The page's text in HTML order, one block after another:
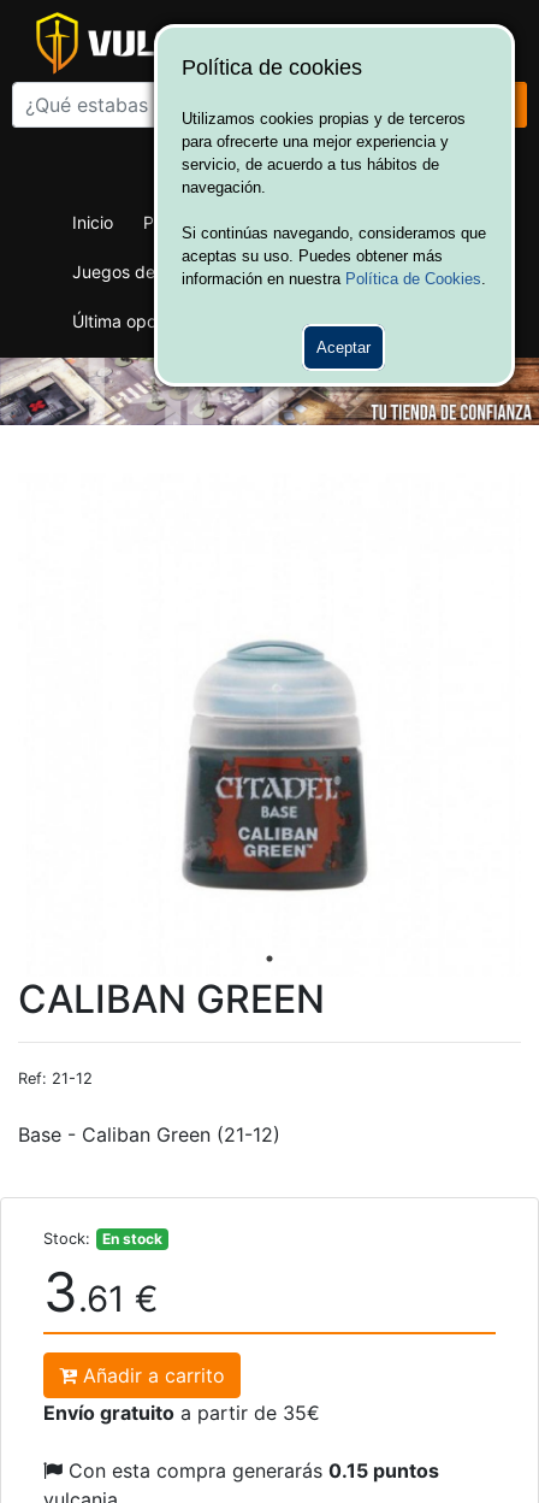
¡Bienvenido a Vulcania!
Inicio Productos Juegos de mesa
Juegos de cartas Merchandising Ofertas
Última oportunidad Wargames
CALIBAN GREEN
Ref: 21-12
Base - Caliban Green (21-12)
Stock: En stock
3.61 €
Añadir a carrito
Envío gratuito a partir de 35€
Con esta compra generarás 0.15 puntos
Política de cookies
Utilizamos cookies propias y de terceros
para ofrecerte una mejor experiencia y
servicio, de acuerdo a tus hábitos de
navegación.
Si continúas navegando, consideramos que
aceptas su uso. Puedes obtener más
información en nuestra Política de Cookies.
Aceptar